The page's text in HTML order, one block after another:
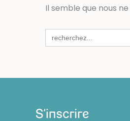
Il semble que nous
Search
for:
S'inscrire